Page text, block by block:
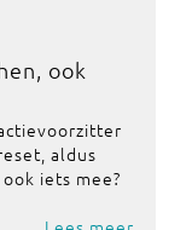
ook
aldus
iets mee?